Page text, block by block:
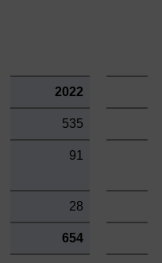
2022
535
91
28
654